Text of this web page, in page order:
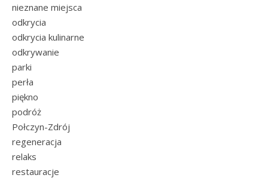
nieznane miejsca
odkrycia
odkrycia kulinarne
odkrywanie
parki
perła
piękno
podróż
Połczyn-Zdrój
regeneracja
relaks
restauracje